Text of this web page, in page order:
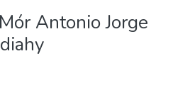
EstatísticasAntonio Jorge